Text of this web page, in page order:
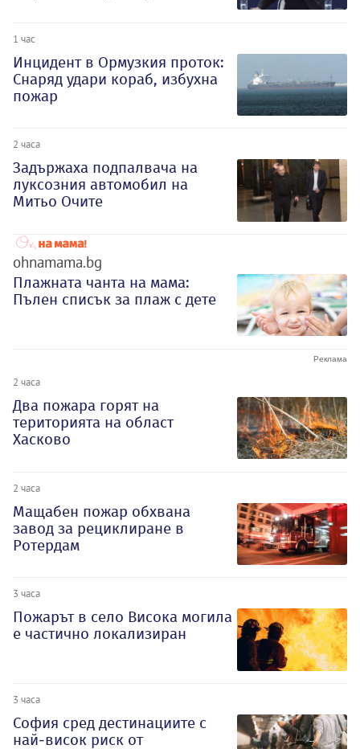
1 час
Инцидент в Ормузкия проток:
Снаряд удари кораб, избухна
пожар
2 часа
Задържаха подпалвача на
луксозния автомобил на
Митьо Очите
ohnamama.bg
Плажната чанта на мама:
Пълен списък за плаж с дете
2 часа
Два пожара горят на
територията на област
Хасково
2 часа
Мащабен пожар обхвана
завод за рециклиране в
Ротердам
3 часа
Пожарът в село Висока могила
е частично локализиран
3 часа
София сред дестинациите с
най-висок риск от